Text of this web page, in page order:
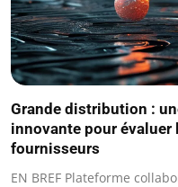
Grande distribution :
innovante pour évaluer
fournisseurs
EN BREF Plateforme